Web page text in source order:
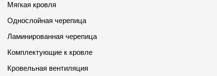
Мягкая кровля
Однослойная черепица
Ламинированная черепица
Комплектующие к кровле
Кровельная вентиляция